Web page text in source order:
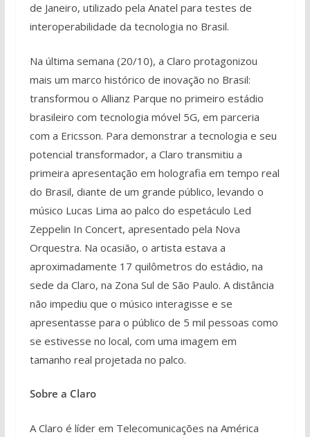
de Janeiro, utilizado pela Anatel para testes de
interoperabilidade da tecnologia no Brasil.
Na última semana (20/10), a Claro protagonizou
mais um marco histórico de inovação no Brasil:
transformou o Allianz Parque no primeiro estádio
brasileiro com tecnologia móvel 5G, em parceria
com a Ericsson. Para demonstrar a tecnologia e seu
potencial transformador, a Claro transmitiu a
primeira apresentação em holografia em tempo real
do Brasil, diante de um grande público, levando o
músico Lucas Lima ao palco do espetáculo Led
Zeppelin In Concert, apresentado pela Nova
Orquestra. Na ocasião, o artista estava a
aproximadamente 17 quilômetros do estádio, na
sede da Claro, na Zona Sul de São Paulo. A distância
não impediu que o músico interagisse e se
apresentasse para o público de 5 mil pessoas como
se estivesse no local, com uma imagem em
tamanho real projetada no palco.
Sobre a Claro
A Claro é líder em Telecomunicações na América